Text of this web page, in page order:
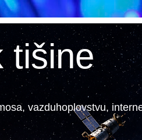
tišine
vazduhoplovstvu,